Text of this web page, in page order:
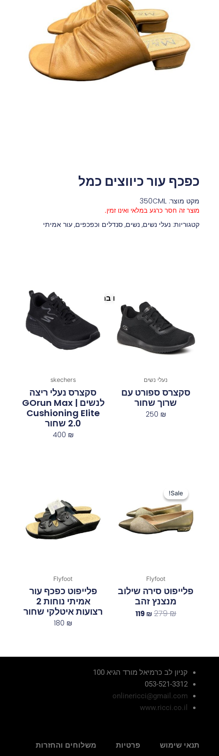
כפכף עור כיווצים כמל
מקט מוצר: 350CML
מוצר זה חסר כרגע במלאי ואינו זמין.
קטגוריות: נעלי נשים, נשים, סנדלים וכפכפים, עור אמיתי
פריטים נוספים במיוחד בשבילך
נעלי נשים
סקצרס ספורט עם
שרוך שחור
250 ₪
skechers
סקצרס נעלי ריצה
לנשים | GOrun Max
Cushioning Elite
2.0 שחור
400 ₪
Sale!
Sale!
Flyfoot
פלייפוט סירה שילוב
מנצנץ זהב
279₪
279 ₪.
119 ₪
119 ₪.
Flyfoot
פלייפוט כפכף עור
אמיתי נוחות 2
רצועות איטלקי שחור
180 ₪
קניון לב כרמיאל מורד הגיא 100
053-521-3312
onlinericci@gmail.com
www.ricci.co.il
תנאי שימוש פרטיות משלוחים והחזרות